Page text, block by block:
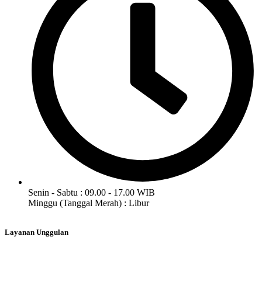
Senin - Sabtu : 09.00 - 17.00 WIB
Minggu (Tanggal Merah) : Libur
Layanan Unggulan